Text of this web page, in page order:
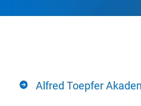
Alfred Toepfer